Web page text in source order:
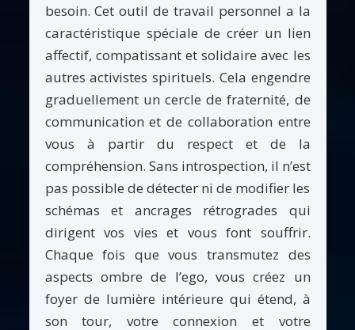
besoin. Cet outil de travail personnel a la
caractéristique spéciale de créer un lien
affectif, compatissant et solidaire avec les
autres activistes spirituels. Cela engendre
graduellement un cercle de fraternité, de
communication et de collaboration entre
vous à partir du respect et de la
compréhension. Sans introspection, il n’est
pas possible de détecter ni de modifier les
schémas et ancrages rétrogrades qui
dirigent vos vies et vous font souffrir.
Chaque fois que vous transmutez des
aspects ombre de l’ego, vous créez un
foyer de lumière intérieure qui étend, à
son tour, votre connexion et votre